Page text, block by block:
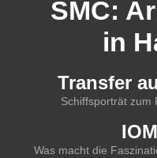
SMC:
in
Transfer
Schiffsporträt zum
Was macht die